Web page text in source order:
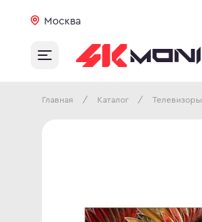
Москва
Главная / Каталог / Телевизоры